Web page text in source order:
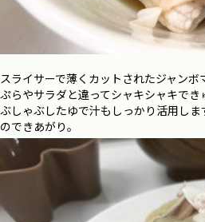
スライサーで薄くカットされたジャン
ぷらやサラダと違ってシャキシャキで
ぶしゃぶしたゆで汁もしっかり活用し
のできあがり。